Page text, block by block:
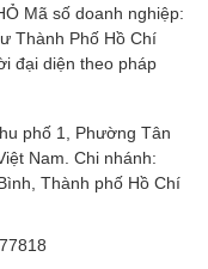
Mã số doanh nghiệp:
Thành Phố Hồ Chí
đại diện theo pháp
phố 1, Phường Tân
Nam. Chi nhánh:
Thành phố Hồ Chí